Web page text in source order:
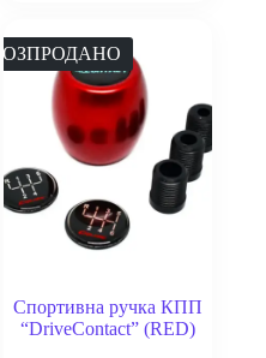
РОЗПРОДАНО
Спортивна ручка КПП
“DriveContact” (RED)